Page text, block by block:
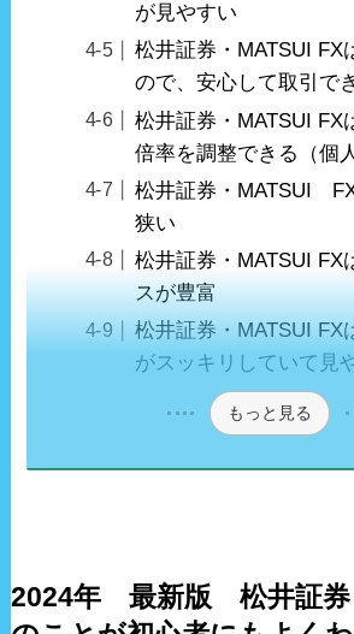
が見やすい
松井証券・MATSUI FX
ので、安心して取引で
松井証券・MATSUI FX
倍率を調整できる（個人
松井証券・MATSUI
狭い
松井証券・MATSUI FX
スが豊富
松井証券・MATSUI FX
がスッキリしていて見
もっと見る
2024年 最新版 松井証券